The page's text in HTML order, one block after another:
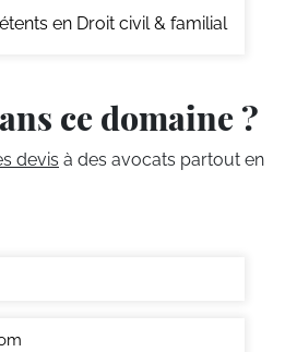
en Droit civil & familial
ce domaine ?
devis à des avocats partout en